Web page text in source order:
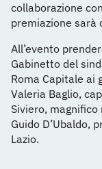
collaborazione con
premiazione sarà
All’evento
Gabinetto del
Roma Capitale ai
Valeria Baglio,
Siviero,
Guido D’Ubaldo,
Lazio.